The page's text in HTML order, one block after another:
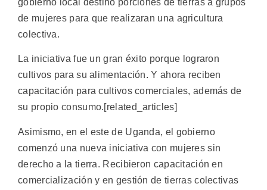
de mujeres para que realizaran una agricultura
colectiva.
La iniciativa fue un gran éxito porque lograron
cultivos para su alimentación. Y ahora reciben
capacitación para cultivos comerciales, además de
su propio consumo.[related_articles]
Asimismo, en el este de Uganda, el gobierno
comenzó una nueva iniciativa con mujeres sin
derecho a la tierra. Recibieron capacitación en
comercialización y en gestión de tierras colectivas